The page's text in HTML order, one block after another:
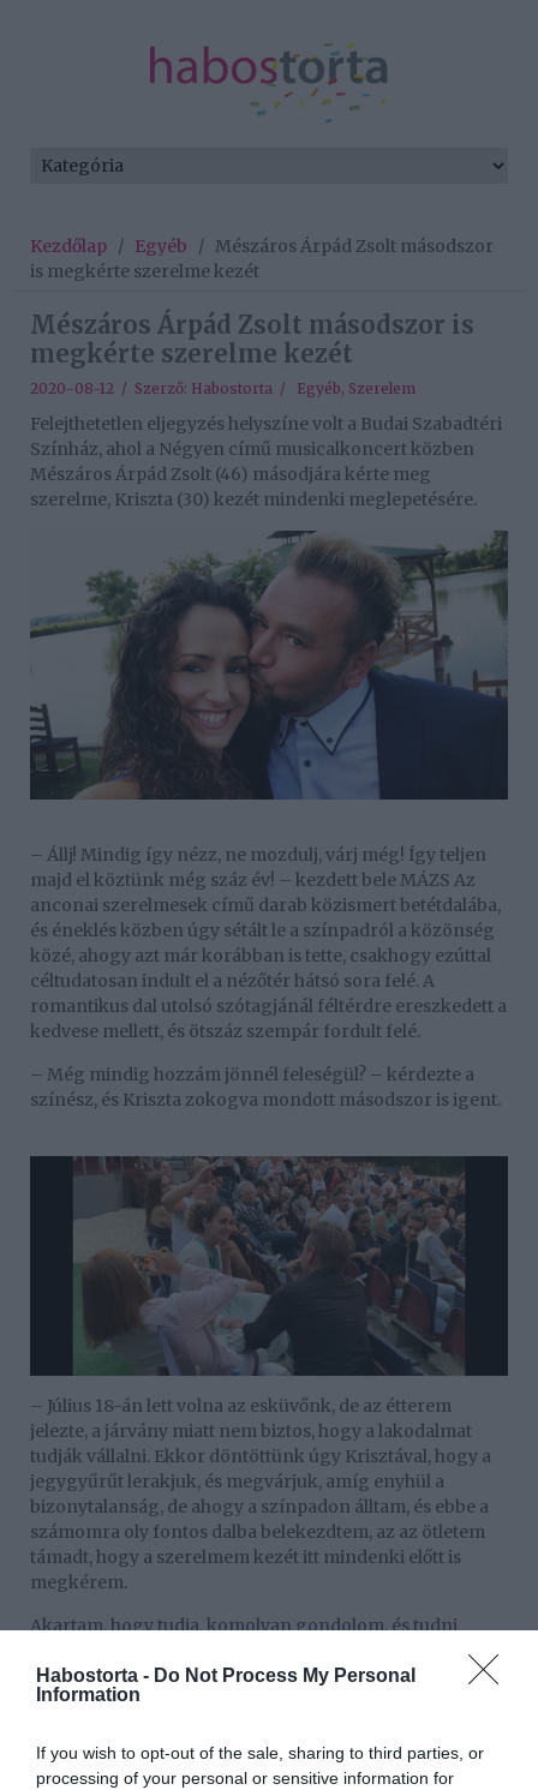
Habostorta - Do Not Process My Personal
Information
If you wish to opt-out of the sale, sharing to third parties, or
processing of your personal or sensitive information for
Kezdőlap / Egyéb / Mészáros Árpád Zsolt másodszor
is megkérte szerelme kezét
Mészáros Árpád Zsolt másodszor is
megkérte szerelme kezét
2020-08-12 / Szerző: Habostorta / Egyéb, Szerelem
Felejthetetlen eljegyzés helyszíne volt a Budai Szabadtéri
Színház, ahol a Négyen című musicalkoncert közben
Mészáros Árpád Zsolt (46) másodjára kérte meg
szerelme, Kriszta (30) kezét mindenki meglepetésére.
– Állj! Mindig így nézz, ne mozdulj, várj még! Így teljen
majd el köztünk még száz év! – kezdett bele MÁZS Az
anconai szerelmesek című darab közismert betétdalába,
és éneklés közben úgy sétált le a színpadról a közönség
közé, ahogy azt már korábban is tette, csakhogy ezúttal
céltudatosan indult el a nézőtér hátsó sora felé. A
romantikus dal utolsó szótagjánál féltérdre ereszkedett a
kedvese mellett, és ötszáz szempár fordult felé.
– Még mindig hozzám jönnél feleségül? – kérdezte a
színész, és Kriszta zokogva mondott másodszor is igent.
– Július 18-án lett volna az esküvőnk, de az étterem
jelezte, a járvány miatt nem biztos, hogy a lakodalmat
tudják vállalni. Ekkor döntöttünk úgy Krisztával, hogy a
jegygyűrűt lerakjuk, és megvárjuk, amíg enyhül a
bizonytalanság, de ahogy a színpadon álltam, és ebbe a
számomra oly fontos dalba belekezdtem, az az ötletem
támadt, hogy a szerelmem kezét itt mindenki előtt is
megkérem.
Akartam, hogy tudja, komolyan gondolom, és tudni
akartam, támadt-e benne bármilyen kétely, hiszen nem
terveztünk hosszú jegyességet. Spontán ötlet volt és
csodálatos élmény. Ilyet még sosem csináltam, de
négygyerekes operett­sztár, arra utalva, hogy a most
magyarul felcsendülő olasz világslágert 2009 júniusában